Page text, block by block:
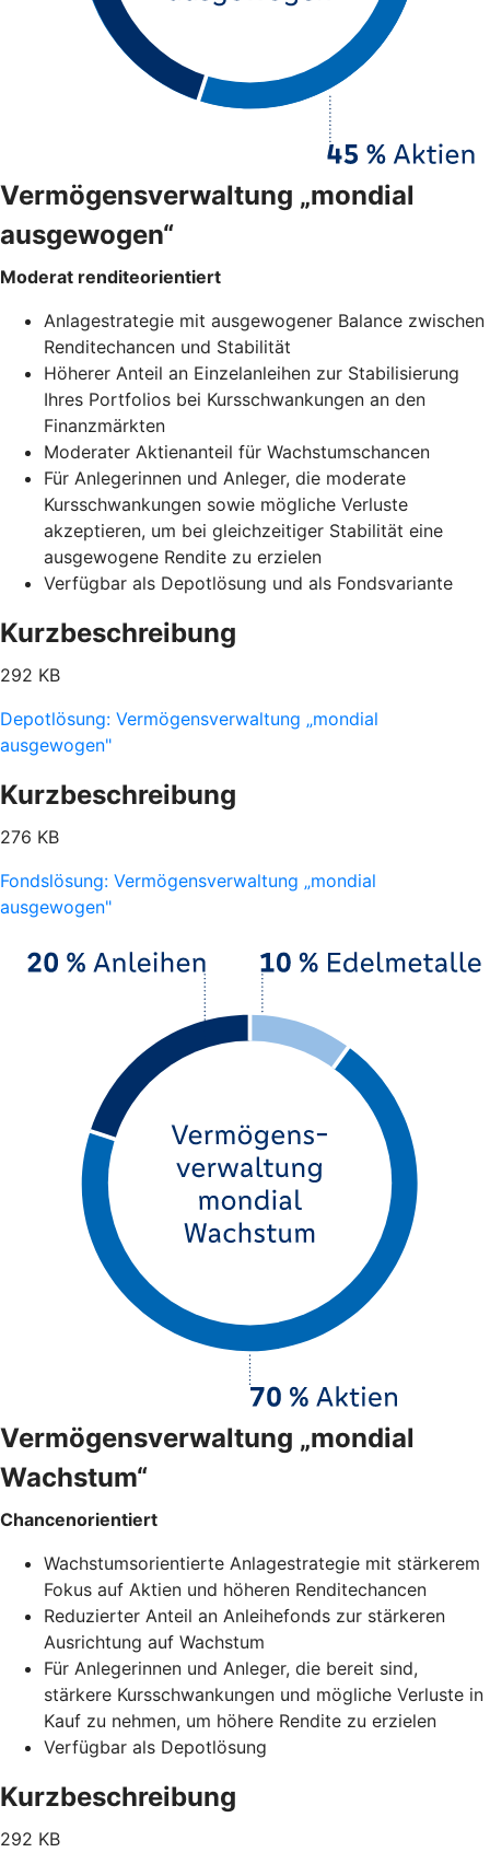
Vermögensverwaltung „mondial
ausgewogen“
Moderat renditeorientiert
Anlagestrategie mit ausgewogener Balance zwischen
Renditechancen und Stabilität
Höherer Anteil an Einzelanleihen zur Stabilisierung
Ihres Portfolios bei Kursschwankungen an den
Finanzmärkten
Moderater Aktienanteil für Wachstumschancen
Für Anlegerinnen und Anleger, die moderate
Kursschwankungen sowie mögliche Verluste
akzeptieren, um bei gleichzeitiger Stabilität eine
ausgewogene Rendite zu erzielen
Verfügbar als Depotlösung und als Fondsvariante
Kurzbeschreibung
292 KB
Depotlösung: Vermögensverwaltung „mondial
ausgewogen"
Kurzbeschreibung
276 KB
Fondslösung: Vermögensverwaltung „mondial
ausgewogen"
Vermögensverwaltung „mondial
Wachstum“
Chancenorientiert
Wachstumsorientierte Anlagestrategie mit stärkerem
Fokus auf Aktien und höheren Renditechancen
Reduzierter Anteil an Anleihefonds zur stärkeren
Ausrichtung auf Wachstum
Für Anlegerinnen und Anleger, die bereit sind,
stärkere Kursschwankungen und mögliche Verluste in
Kauf zu nehmen, um höhere Rendite zu erzielen
Verfügbar als Depotlösung
Kurzbeschreibung
292 KB